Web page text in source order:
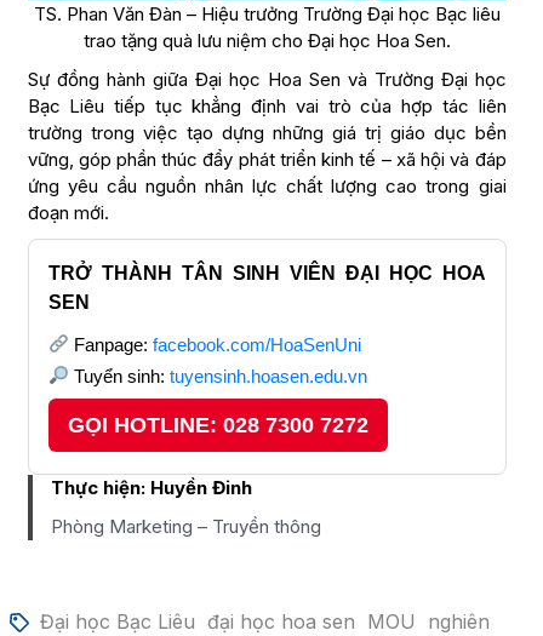
TS. Phan Văn Đàn – Hiệu trưởng Trường Đại học Bạc liêu
trao tặng quà lưu niệm cho Đại học Hoa Sen.
Sự đồng hành giữa Đại học Hoa Sen và Trường Đại học
Bạc Liêu tiếp tục khẳng định vai trò của hợp tác liên
trường trong việc tạo dựng những giá trị giáo dục bền
vững, góp phần thúc đẩy phát triển kinh tế – xã hội và đáp
ứng yêu cầu nguồn nhân lực chất lượng cao trong giai
đoạn mới.
TRỞ THÀNH TÂN SINH VIÊN ĐẠI HỌC HOA
SEN
Fanpage: facebook.com/HoaSenUni
Tuyển sinh: tuyensinh.hoasen.edu.vn
GỌI HOTLINE: 028 7300 7272
Thực hiện: Huyền Đinh
Phòng Marketing – Truyền thông
Đại học Bạc Liêu đại học hoa sen MOU
nghiên